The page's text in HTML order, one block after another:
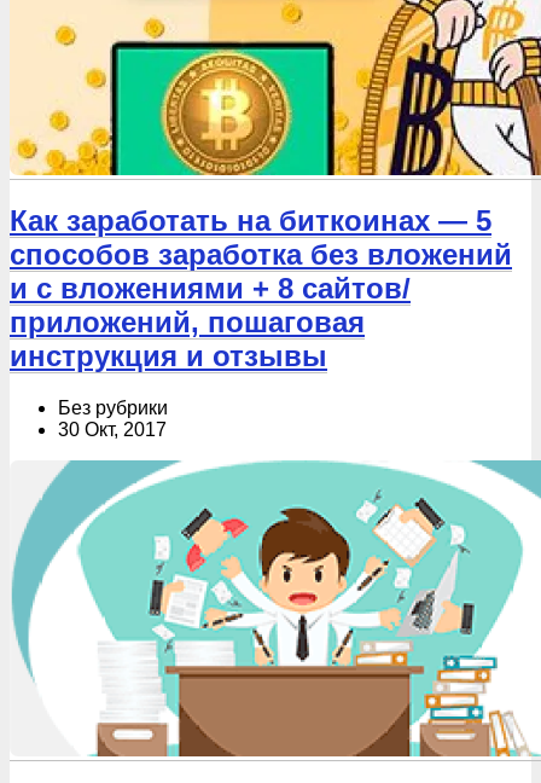
Как заработать на биткоинах — 5
способов заработка без вложений
и с вложениями + 8 сайтов/
приложений, пошаговая
инструкция и отзывы
Без рубрики
30 Окт, 2017